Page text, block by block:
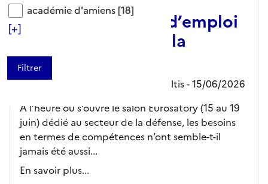
académie d'amiens
académie d'amiens [18]
[+]Des opportunités d’emploi
dans le secteur de la
défense
Caisse des Dépôts, - Localtis- 15/06/2026
À l’heure où s’ouvre le salon Eurosatory (15 au 19
juin) dédié au secteur de la défense, les besoins
en termes de compétences n’ont semble-t-il
jamais été aussi...
En savoir plus...